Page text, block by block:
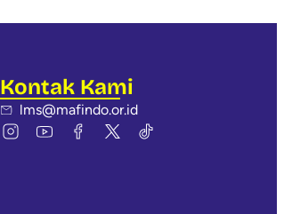
Kontak Kami
lms@mafindo.or.id